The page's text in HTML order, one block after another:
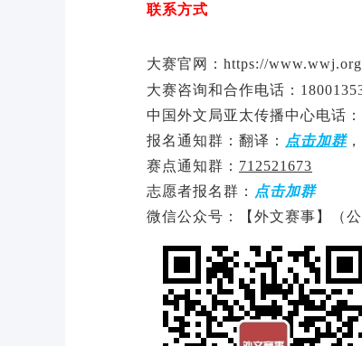
联系方式
大赛官网： https://
大赛咨询和合作电话：
中国外文局亚太传播中心电话
报名通知群： 翻译 ： 点击加群，
赛点通知群： 712521673
志愿者报名群： 点击加群
微信公众号：【外文赛事】（